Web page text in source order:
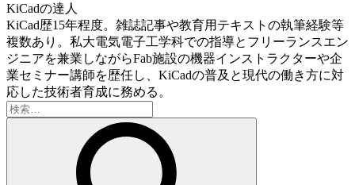
KiCadの達人
KiCad歴15年程度。雑誌記事や教育用テキストの執筆経験等
複数あり。私大電気電子工学科での指導とフリーランスエン
ジニアを兼業しながらFab施設の機器インストラクターや企
業セミナー講師を歴任し、KiCadの普及と現代の働き方に対
応した技術者育成に務める。
検
索: